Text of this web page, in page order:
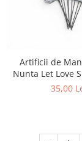
Artificii de
Nunta Let Love
bucati
35,00